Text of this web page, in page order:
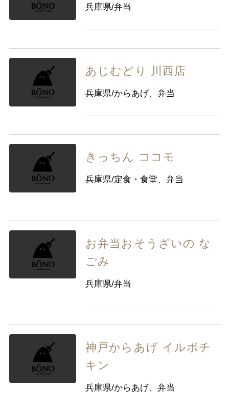
兵庫県/弁当
あじむどり 川西店
兵庫県/からあげ、弁当
きっちん ココモ
兵庫県/定食・食堂、弁当
お弁当おそうざいの な
ごみ
兵庫県/弁当
神戸からあげ イルボチ
キン
兵庫県/からあげ、弁当